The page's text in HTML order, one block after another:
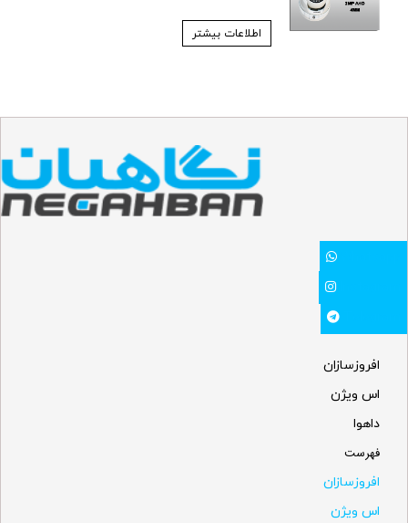
اطلاعات بیشتر
افروزسازان
اس ویژن
داهوا
فهرست
افروزسازان
اس ویژن